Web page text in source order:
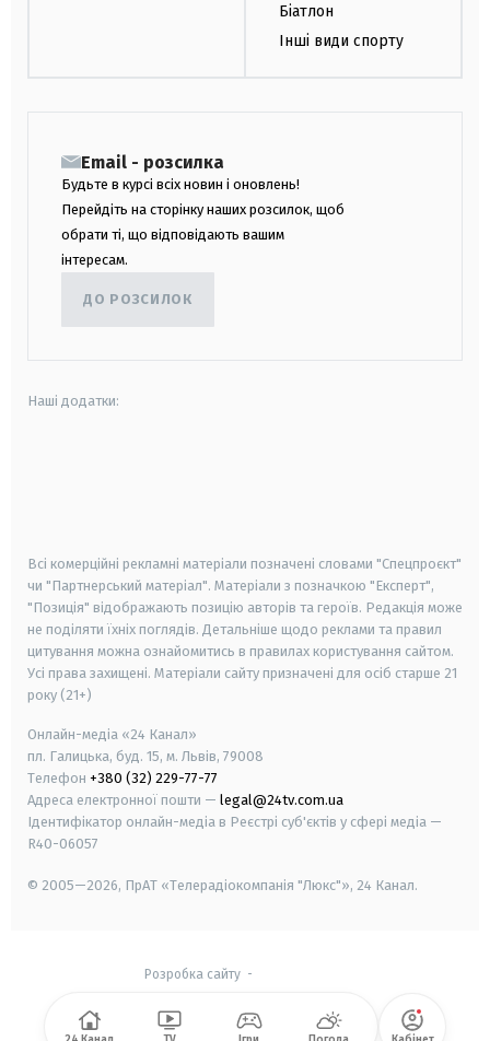
Біатлон
Інші види спорту
Email - розсилка
Будьте в курсі всіх новин і оновлень!
Перейдіть на сторінку наших розсилок, щоб
обрати ті, що відповідають вашим
інтересам.
ДО РОЗСИЛОК
Наші додатки:
Всі комерційні рекламні матеріали позначені словами "Спецпроєкт"
чи "Партнерський матеріал". Матеріали з позначкою "Експерт",
"Позиція" відображають позицію авторів та героїв. Редакція може
не поділяти їхніх поглядів. Детальніше щодо реклами та правил
цитування можна ознайомитись в правилах користування сайтом.
Усі права захищені. Матеріали сайту призначені для осіб старше 21
року (21+)
Онлайн-медіа «24 Канал»
пл. Галицька, буд. 15, м. Львів, 79008
Телефон +380 (32) 229-77-77
Адреса електронної пошти — legal@24tv.com.ua
Ідентифікатор онлайн-медіа в Реєстрі суб'єктів у сфері медіа —
R40-06057
© 2005—2026, ПрАТ «Телерадіокомпанія "Люкс"», 24 Канал.
Розробка сайту-